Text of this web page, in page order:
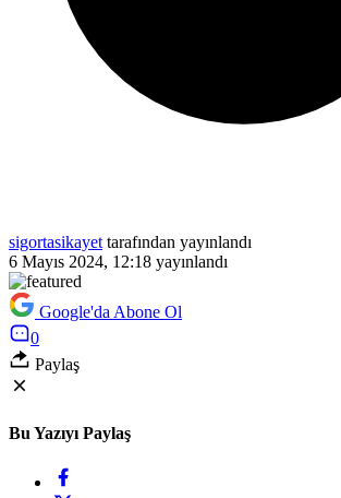
sigortasikayet tarafından yayınlandı
6 Mayıs 2024, 12:18 yayınlandı
Google'da Abone Ol
0
Paylaş
Bu Yazıyı Paylaş